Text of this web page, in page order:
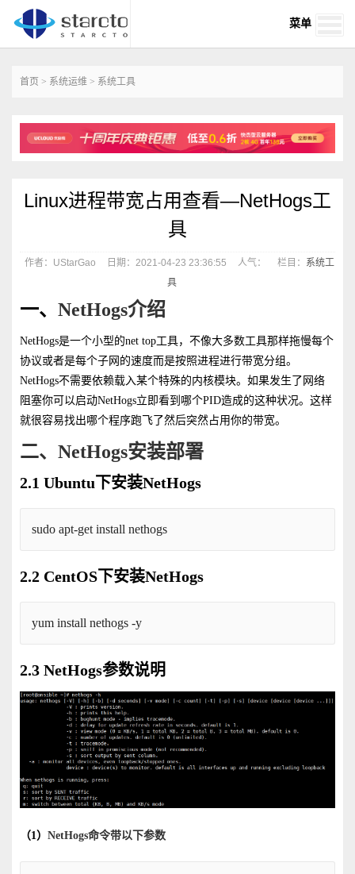
菜单
首页 > 系统运维 > 系统工具
Linux进程带宽占用查看—NetHogs工
具
作者：UStarGao 日期：2021-04-23 23:36:55 人气： 栏目： 系统工
具
一、 NetHogs介绍
NetHogs是一个小型的net top工具，不像大多数工具那样拖慢每个
协议或者是每个子网的速度而是按照进程进行带宽分组。
NetHogs不需要依赖载入某个特殊的内核模块。如果发生了网络
阻塞你可以启动NetHogs立即看到哪个PID造成的这种状况。这样
就很容易找出哪个程序跑飞了然后突然占用你的带宽。
二、NetHogs安装部署
2.1 Ubuntu下安装NetHogs
sudo apt-get install nethogs
2.2 CentOS下安装NetHogs
yum install nethogs -y
2.3 NetHogs参数说明
（1） NetHogs命令带以下参数